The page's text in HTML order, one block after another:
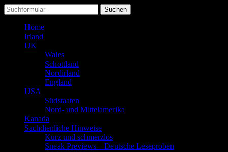
Suchen
nach:
Home
Irland
UK
Wales
Schottland
Nordirland
England
USA
Südstaaten
Nord- und Mittelamerika
Kanada
Sachdienliche Hinweise
Kurz und schmerzlos
Sneak Previews – Deutsche Leseproben